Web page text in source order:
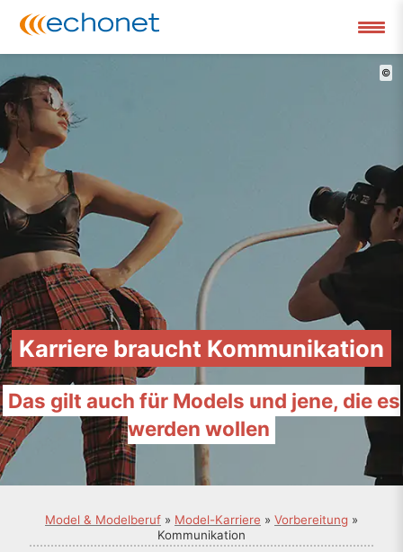
Karriere braucht Kommunikation
Das gilt auch für Models und jene, die es
werden wollen
©
Model & Modelberuf » Model-Karriere » Vorbereitung »
Kommunikation